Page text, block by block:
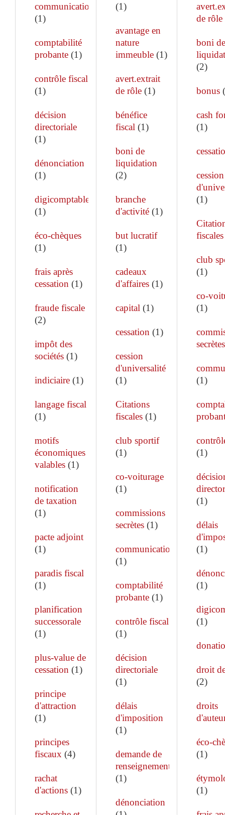
communication
(1)
comptabilité
probante (1)
contrôle fiscal
(1)
décision
directoriale
(1)
dénonciation
(1)
digicomptable
(1)
éco-chèques
(1)
frais après
cessation (1)
fraude fiscale
(2)
impôt des
sociétés (1)
indiciaire (1)
langage fiscal
(1)
motifs
économiques
valables (1)
notification
de taxation
(1)
pacte adjoint
(1)
paradis fiscal
(1)
planification
successorale
(1)
plus-value de
cessation (1)
principe
d'attraction
(1)
principes
fiscaux (4)
rachat
d'actions (1)
(1)
avantage en
nature
immeuble(1)
avert.extrait
de rôle(1)
bénéfice
fiscal (1)
boni de
liquidation
(2)
branche
d'activité(1)
but lucratif
(1)
cadeaux
d'affaires(1)
capital (1)
cessation (1)
cession
d'universalité
(1)
Citations
fiscales(1)
club sportif
(1)
co-voiturage
(1)
commissions
secrètes(1)
communication
(1)
comptabilité
probante(1)
contrôle fiscal
(1)
décision
directoriale
(1)
délais
d'imposition
(1)
demande de
renseignements
(1)
dénonciation
de rôle
boni de
(2)
bonus(
cash
(1)
cession
(1)
fiscales
club
(1)
co-
(1)
secrètes
(1)
(1)
(1)
délais
(1)
(1)
(1)
droit
(2)
droits
éco-
(1)
(1)